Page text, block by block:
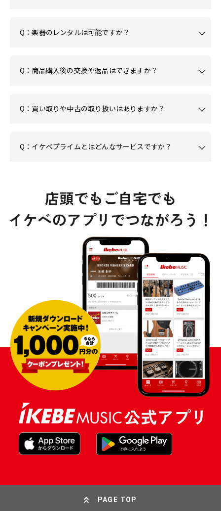
Q：楽器のレンタルは可能ですか？
Q：商品購入後の交換や返品はできますか？
Q：買い取りや中古の取り扱いはありますか？
Q：イケベプライムとはどんなサービスですか？
PAGE TOP